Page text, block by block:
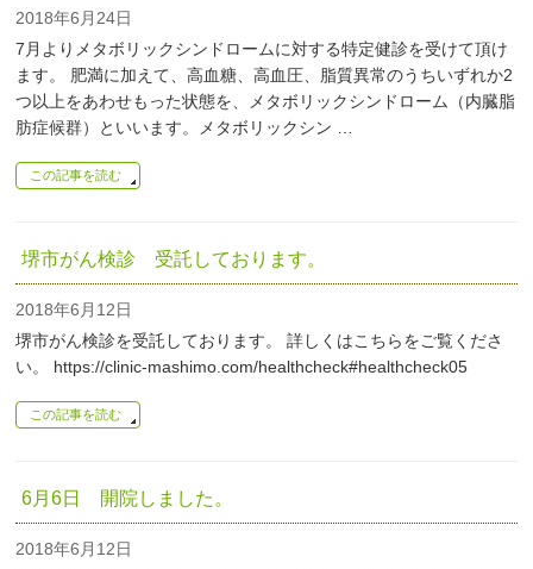
2018年6月24日
7月よりメタボリックシンドロームに対する特定健診を受けて頂け
ます。 肥満に加えて、高血糖、高血圧、脂質異常のうちいずれか2
つ以上をあわせもった状態を、メタボリックシンドローム（内臓脂
肪症候群）といいます。メタボリックシン …
この記事を読む
堺市がん検診 受託しております。
2018年6月12日
堺市がん検診を受託しております。 詳しくはこちらをご覧くださ
い。 https://clinic-mashimo.com/healthcheck#healthcheck05
この記事を読む
6月6日 開院しました。
2018年6月12日